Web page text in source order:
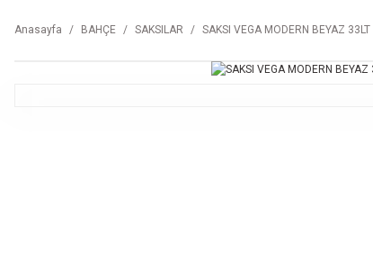
Anasayfa BAHÇE SAKSILAR SAKSI VEGA MODERN BEYAZ 33LT